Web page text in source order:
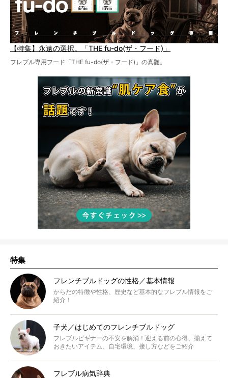
【特集】永遠の選択。「THE fu-do(ザ・フード)」
フレブル専用フード「THE fu-do(ザ・フード)」の真髄。
特集
フレンチブルドッグの性格／基本情報
からだの特徴や性格、歴史など基本的なフレブル情報をご
紹介！
子犬／はじめてのフレンチブルドッグ
フレブルビギナーの不安を解消！迎える前の心得、揃えて
おきたいアイテム、自宅環境、接し方などをご紹介
フレブル病気辞典